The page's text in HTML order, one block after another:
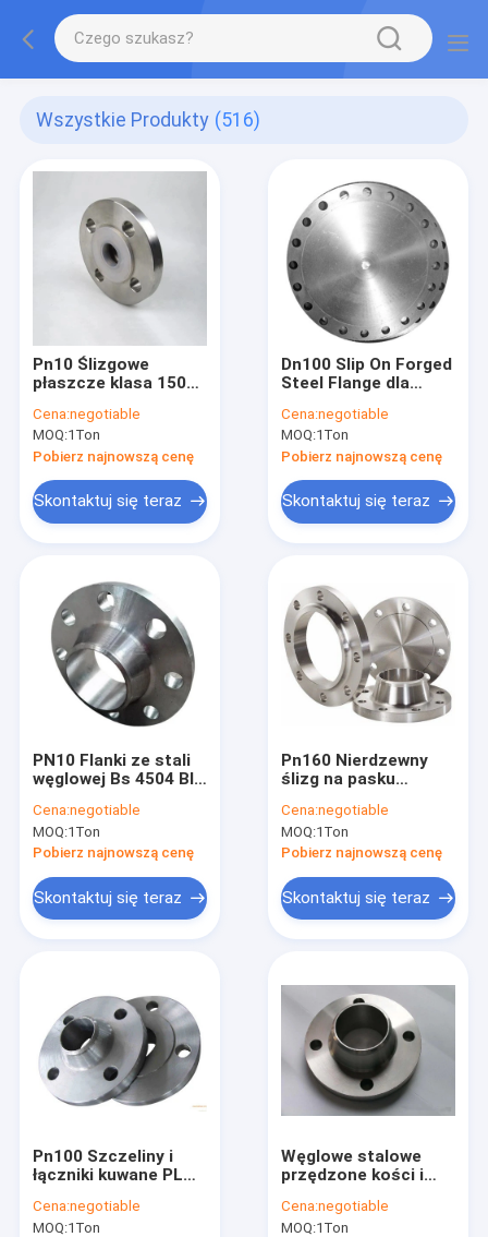
Wszystkie Produkty (516)
Pn10 Ślizgowe
płaszcze klasa 150
połączenia
Cena:negotiable
MOQ:1Ton
Pobierz najnowszą cenę
Skontaktuj się teraz
Dn100 Slip On Forged
Steel Flange dla
chemicznych
Cena:negotiable
MOQ:1Ton
Pobierz najnowszą cenę
Skontaktuj się teraz
PN10 Flanki ze stali
węglowej Bs 4504 Bl
Cena:negotiable
MOQ:1Ton
Pobierz najnowszą cenę
Skontaktuj się teraz
Pn160 Nierdzewny
ślizg na pasku
zastosowań
gazowych F316 / 316l
Cena:negotiable
MOQ:1Ton
Pobierz najnowszą cenę
Skontaktuj się teraz
Pn100 Szczeliny i
łączniki kuwane PL
Ślepa
Cena:negotiable
MOQ:1Ton
Węglowe stalowe
przędzone kości i
PN6
Cena:negotiable
MOQ:1Ton